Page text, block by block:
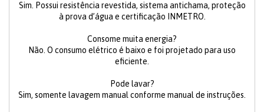
Sim. Possui resistência revestida, sistema antichama, proteção
à prova d’água e certificação INMETRO.
Consome muita energia?
Não. O consumo elétrico é baixo e foi projetado para uso
eficiente.
Pode lavar?
Sim, somente lavagem manual conforme manual de instruções.